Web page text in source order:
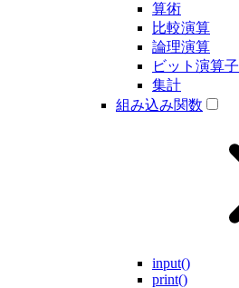
算術
比較演算
論理演算
ビット演算子
集計
組み込み関数
input()
print()